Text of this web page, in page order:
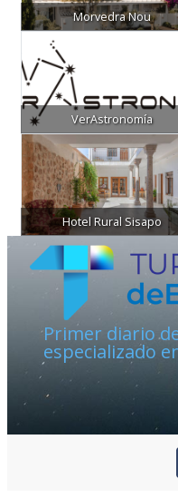
Morvedra Nou
VerAstronomía
Hotel Rural Sisapo
Primer diario
especializado